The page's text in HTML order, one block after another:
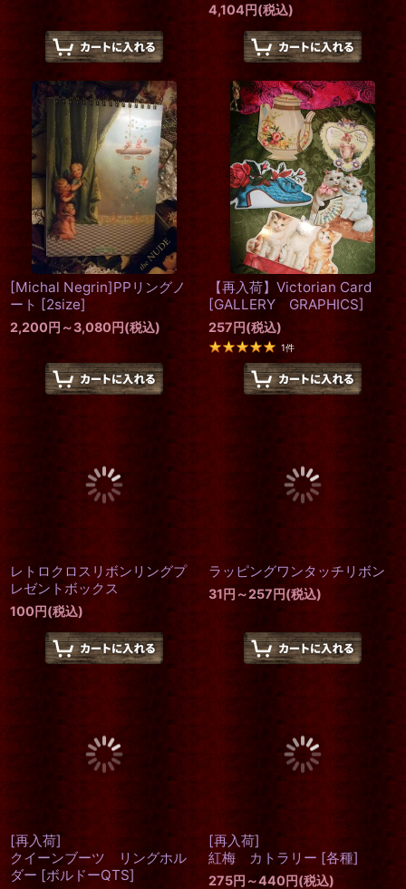
4,104円(税込)
[Michal Negrin]PPリングノ
ート [2size]
2,200円 ～3,080円(税込)
【再入荷】Victorian Card
[GALLERY GRAPHICS]
257円(税込)
1件
レトロクロスリボンリングプ
レゼントボックス
円(税込)
ラッピングワンタッチリボン
31円 ～257円(税込)